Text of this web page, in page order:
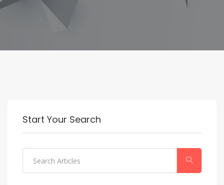
Start Your Search